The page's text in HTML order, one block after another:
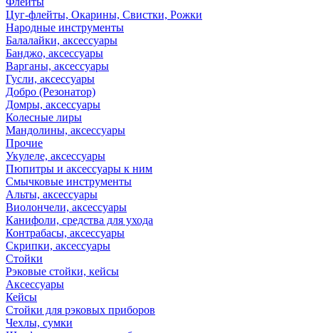
Цуг-флейты, Окарины, Свистки, Рожки
Народные инструменты
Балалайки, аксессуары
Банджо, аксессуары
Варганы, аксессуары
Гусли, аксессуары
Добро (Резонатор)
Домры, аксессуары
Колесные лиры
Мандолины, аксессуары
Прочие
Укулеле, аксессуары
Пюпитры и аксессуары к ним
Смычковые инструменты
Альты, аксессуары
Виолончели, аксессуары
Канифоли, средства для ухода
Контрабасы, аксессуары
Скрипки, аксессуары
Стойки
Рэковые стойки, кейсы
Аксессуары
Кейсы
Стойки для рэковых приборов
Чехлы, сумки